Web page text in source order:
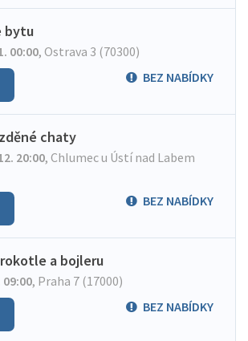
bytu
00:00, Ostrava 3 (70300)
BEZ NABÍDKY
chaty
20:00, Chlumec u Ústí nad Labem
BEZ NABÍDKY
a bojleru
09:00, Praha 7 (17000)
BEZ NABÍDKY